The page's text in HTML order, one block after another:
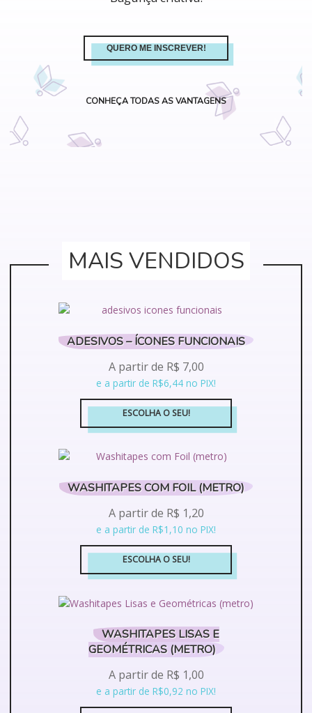
QUERO ME INSCREVER!
CONHEÇA TODAS AS VANTAGENS
MAIS VENDIDOS
ADESIVOS – ÍCONES FUNCIONAIS
A partir de R$ 7,00
e a partir de R$6,44 no PIX!
ESCOLHA O SEU!
Este
produto
várias
variantes.
As
opções
podem
ser
escolhidas
página
produto
WASHITAPES COM FOIL (METRO)
A partir de R$ 1,20
e a partir de R$1,10 no PIX!
ESCOLHA O SEU!
Este
produto
várias
variantes.
As
opções
podem
ser
WASHITAPES LISAS E
GEOMÉTRICAS (METRO)
A partir de R$ 1,00
e a partir de R$0,92 no PIX!